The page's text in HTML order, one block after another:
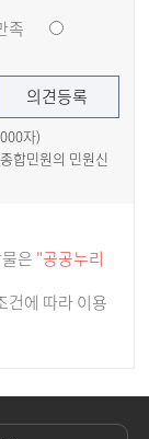
족
자)
합민원의 민원신
은 "공공누리
건에 따라 이용